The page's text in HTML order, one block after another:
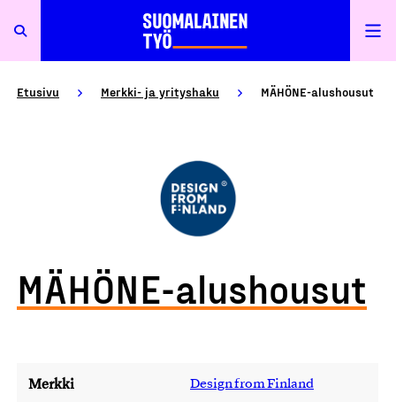
Etusivu Merkki- ja yrityshaku MÄHÖNE-alushousut
MÄHÖNE-alushousut
Merkki Design from Finland